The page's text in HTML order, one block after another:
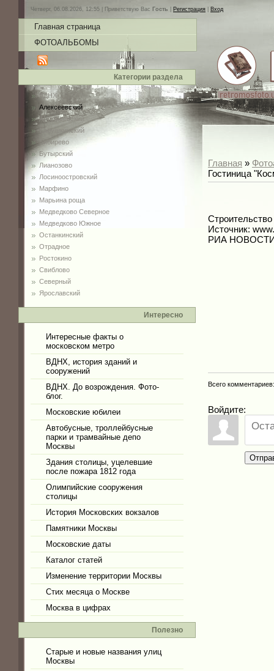
Четверг, 06.08.2026, 12:55 | Приветствую Вас Гость Регистрация Вход
Главная страница
ФОТОАЛЬБОМЫ
Категории раздела
ВДНХ
Алексеевский
Алтуфьевский
Бабушкинский
Бибирево
Бутырский
Лианозово
Лосиноостровский
Марфино
Марьина роща
Медведково Северное
Медведково Южное
Останкинский
Отрадное
Ростокино
Свиблово
Северный
Ярославский
Интересно
Интересные факты о
московском метро
ВДНХ, история зданий и
сооружений
ВДНХ. До возрождения. Фото-
блог.
Московские юбилеи
Автобусные, троллейбусные
парки и трамвайные депо
Москвы
Здания столицы, уцелевшие
после пожара 1812 года
Олимпийские сооружения
столицы
История Московских вокзалов
Памятники Москвы
Московские даты
Каталог статей
Изменение территории Москвы
Стих месяца о Москве
Москва в цифрах
Полезно
Старые и новые названия улиц
Москвы
Главная »
Гостиница
Источник:
РИА
Всего комментариев
Войдите: